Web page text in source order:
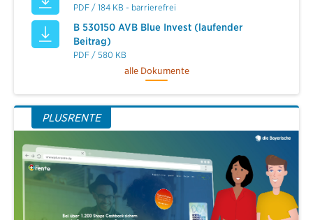
PDF / 184 KB - barrierefrei
B 530150 AVB Blue Invest (laufender
Beitrag)
PDF / 580 KB
alle Dokumente
PLUSRENTE